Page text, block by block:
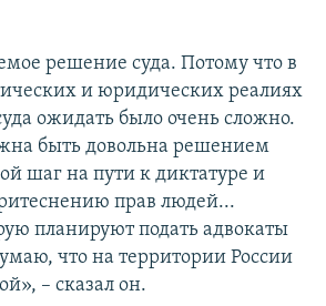
решение суда. Потому что в
и юридических реалиях
ожидать было очень сложно.
быть довольна решением
шаг на пути к диктатуре и
прав людей...
планируют подать адвокаты
что на территории России
– сказал он.